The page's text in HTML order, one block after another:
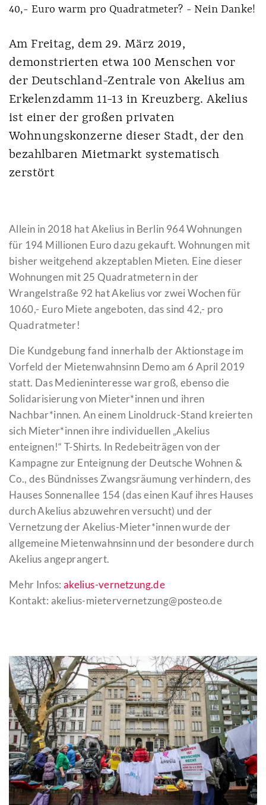
40,- Euro warm pro Quadratmeter? - Nein Danke!
Am Freitag, dem 29. März 2019,
demonstrierten etwa 100 Menschen vor
der Deutschland-Zentrale von Akelius am
Erkelenzdamm 11-13 in Kreuzberg. Akelius
ist einer der großen privaten
Wohnungskonzerne dieser Stadt, der den
bezahlbaren Mietmarkt systematisch
zerstört
Allein in 2018 hat Akelius in Berlin 964 Wohnungen
für 194 Millionen Euro dazu gekauft. Wohnungen mit
bisher weitgehend akzeptablen Mieten. Eine dieser
Wohnungen mit 25 Quadratmetern in der
Wrangelstraße 92 hat Akelius vor zwei Wochen für
1060,- Euro Miete angeboten, das sind 42,- pro
Quadratmeter!
Die Kundgebung fand innerhalb der Aktionstage im
Vorfeld der Mietenwahnsinn Demo am 6 April 2019
statt. Das Medieninteresse war groß, ebenso die
Solidarisierung von Mieter*innen und ihren
Nachbar*innen. An einem Linoldruck-Stand kreierten
sich Mieter*innen ihre individuellen „Akelius
enteignen!“ T-Shirts. In Redebeiträgen von der
Kampagne zur Enteignung der Deutsche Wohnen &
Co., des Bündnisses Zwangsräumung verhindern, des
Hauses Sonnenallee 154 (das einen Kauf ihres Hauses
durch Akelius abzuwehren versucht) und der
Vernetzung der Akelius-Mieter*innen wurde der
allgemeine Mietenwahnsinn und der besondere durch
Akelius angeprangert.
Mehr Infos: akelius-vernetzung.de
Kontakt: akelius-mietervernetzung@posteo.de